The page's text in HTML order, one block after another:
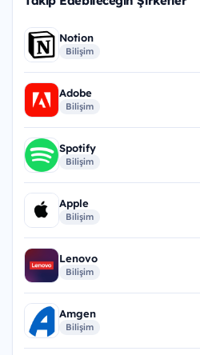
Notion
Bilişim
Adobe
Bilişim
Spotify
Bilişim
Apple
Bilişim
Lenovo
Bilişim
Amgen
Bilişim